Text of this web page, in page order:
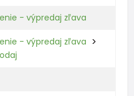
- výpredaj zľava
- výpredaj zľava